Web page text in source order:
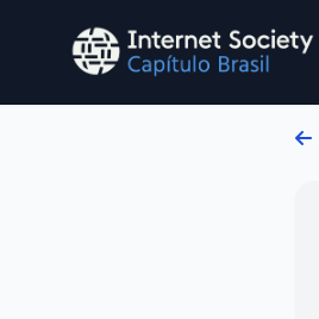
Ir para o conteúdo principal